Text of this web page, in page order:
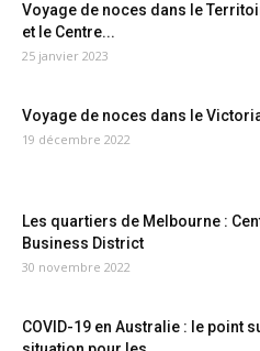
Voyage de noces dans le
et le Centre...
25 janvier 2023
Voyage de noces dans le
19 décembre 2022
Les quartiers de Melbourne :
Business District
30 novembre 2022
COVID-19 en Australie : le point